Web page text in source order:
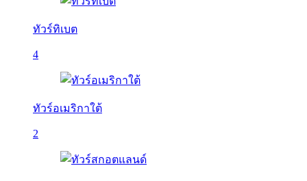
ทัวร์ทิเบต
4
ทัวร์อเมริกาใต้
2